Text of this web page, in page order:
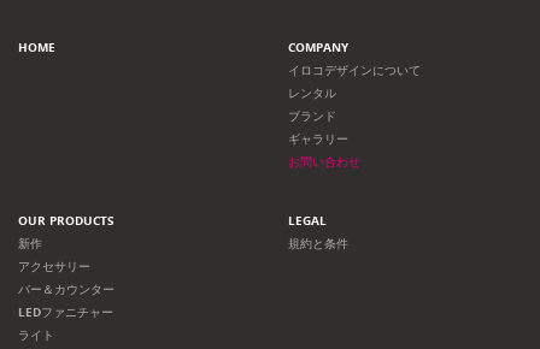
シ
HOME
COMPANY
イロコデザインについて
レンタル
ブランド
ギャラリー
お問い合わせ
OUR PRODUCTS
新作
アクセサリー
バー＆カウンター
LEDファニチャー
ライト
LEGAL
規約と条件